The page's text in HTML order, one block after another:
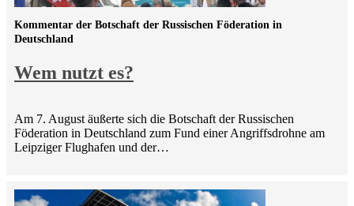
Wem nutzt es?
Kommentar der Botschaft der Russischen Föderation in
Deutschland
Am 7. August äußerte sich die Botschaft der Russischen
Föderation in Deutschland zum Fund einer Angriffsdrohne am
Leipziger Flughafen und der…